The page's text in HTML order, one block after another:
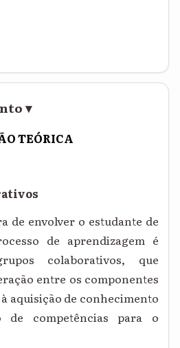
▾
TEÓRICA
de envolver o estudante de
de aprendizagem é
colaborativos, que
entre os componentes
aquisição de conhecimento
de competências para o